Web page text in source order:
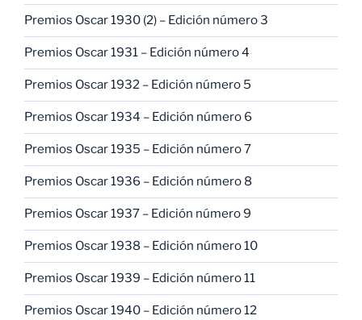
Premios Oscar 1930 (2) – Edición número 3
Premios Oscar 1931 – Edición número 4
Premios Oscar 1932 – Edición número 5
Premios Oscar 1934 – Edición número 6
Premios Oscar 1935 – Edición número 7
Premios Oscar 1936 – Edición número 8
Premios Oscar 1937 – Edición número 9
Premios Oscar 1938 – Edición número 10
Premios Oscar 1939 – Edición número 11
Premios Oscar 1940 – Edición número 12